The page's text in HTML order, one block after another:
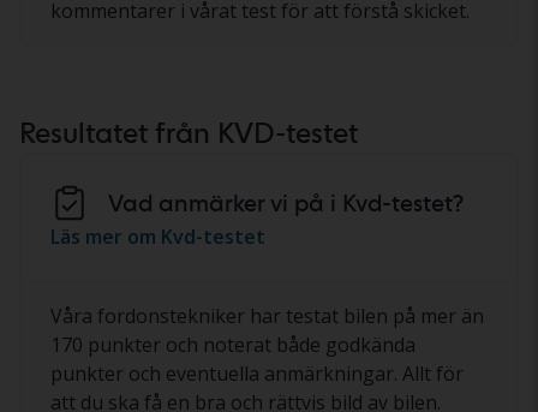
kommentarer i vårat test för att förstå skicket.
Resultatet från KVD-testet
Vad anmärker vi på i Kvd-testet?
Läs mer om Kvd-testet
Våra fordonstekniker har testat bilen på mer än
170 punkter och noterat både godkända
punkter och eventuella anmärkningar. Allt för
att du ska få en bra och rättvis bild av bilen.